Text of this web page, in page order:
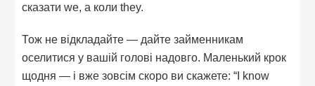
сказати we, а коли they.
Тож не відкладайте — дайте займенникам
оселитися у вашій голові надовго. Маленький крок
щодня — і вже зовсім скоро ви скажете: “I know